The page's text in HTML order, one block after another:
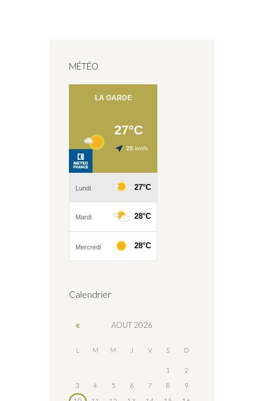
MÉTÉO
Calendrier
AOÛT 2026
L M M J V S D
1
2
3
4 5 6 7 8
9